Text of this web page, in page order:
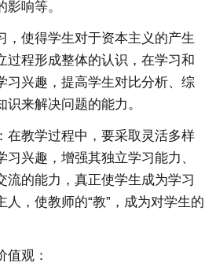
响等。
，使得学生对于资本主义的产生
过程形成整体的认识，在学习和
习兴趣，提高学生对比分析、综
来解决问题的能力。
在教学过程中，要采取灵活多样
兴趣，增强其独立学习能力、
流的能力，真正使学生成为学习
人，使教师的“教”，成为对学生的
值观：